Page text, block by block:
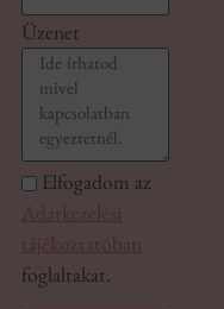
Üzenet
Elfogadom az
Adatkezelési
tájékoztatóban
foglaltakat.